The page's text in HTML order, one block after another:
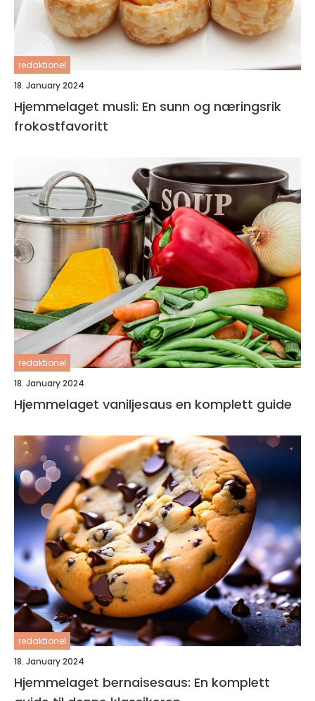
redaktionel
18. January 2024
Hjemmelaget musli: En sunn og næringsrik
frokostfavoritt
redaktionel
18. January 2024
Hjemmelaget vaniljesaus en komplett guide
redaktionel
18. January 2024
Hjemmelaget bernaisesaus: En komplett